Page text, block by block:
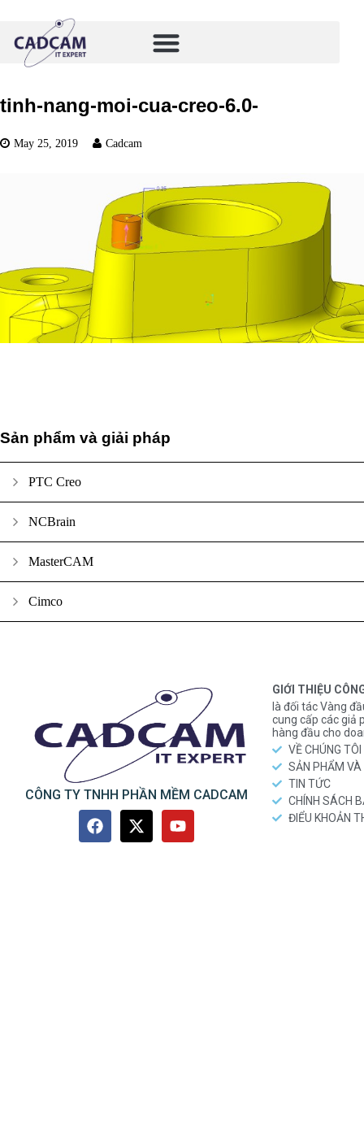
tinh-nang-moi-cua-creo-6.0-
May 25, 2019 Cadcam
Sản phẩm và giải pháp
PTC Creo
NCBrain
MasterCAM
Cimco
CÔNG TY TNHH PHẦN MỀM CADCAM
GIỚI THIỆU
là đối tác Vàng
cung cấp các giả
hàng đầu cho
VỀ CHÚNG TÔI
SẢN PHẨM VÀ
TIN TỨC
CHÍNH SÁCH
ĐIỂU KHOẢN